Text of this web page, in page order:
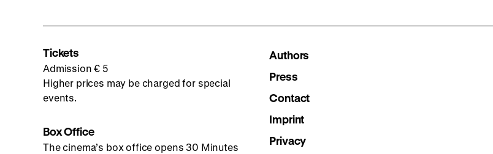
Tickets
Admission € 5
Higher prices may be charged for special
events.
Box Office
The cinema’s box office opens 30 Minutes
Authors
Press
Contact
Imprint
Privacy